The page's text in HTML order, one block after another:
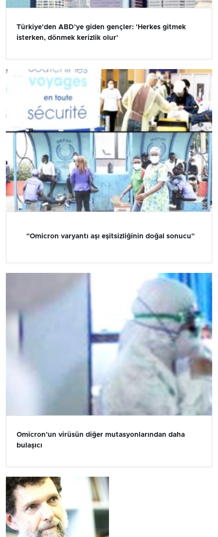
Türkiye'den ABD'ye giden gençler: 'Herkes gitmek
isterken, dönmek kerizlik olur'
"Omicron varyantı aşı eşitsizliğinin doğal sonucu"
Omicron’un virüsün diğer mutasyonlarından daha
bulaşıcı